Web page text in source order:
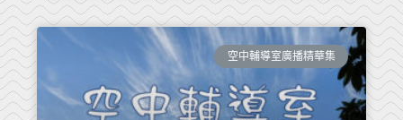
空中輔導室廣播精華集